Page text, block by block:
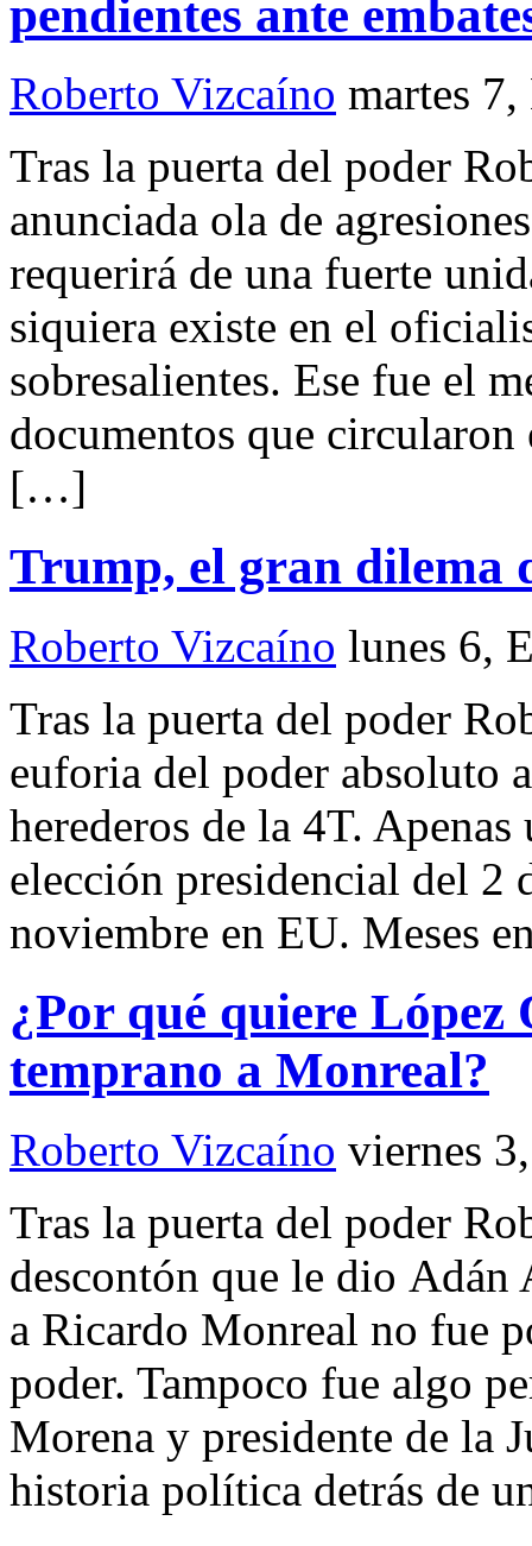
pendientes ante
Roberto Vizcaíno martes
Tras la puerta del poder
anunciada ola de
requerirá de una fuerte
siquiera existe en el
sobresalientes. Ese fue el
documentos que circularon
[…]
Trump, el gran dilema
Roberto Vizcaíno lunes 6,
Tras la puerta del poder
euforia del poder absoluto
herederos de la 4T. Apenas
elección presidencial del
noviembre en EU. Meses
¿Por qué quiere
temprano a Monreal?
Roberto Vizcaíno viernes
Tras la puerta del poder
descontón que le dio Adán
a Ricardo Monreal no fue
poder. Tampoco fue algo
Morena y presidente de la
historia política detrás de